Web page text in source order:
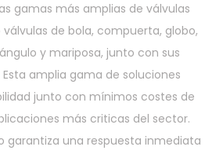
gamas más amplias de válvulas
de bola, compuerta, globo,
y mariposa, junto con sus
Esta amplia gama de soluciones
junto con mínimos costes de
más criticas del sector.
garantiza una respuesta inmediata